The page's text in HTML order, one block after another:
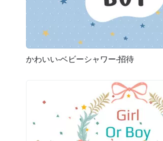
プレビュー
かわいい-ベビーシャワー-招待